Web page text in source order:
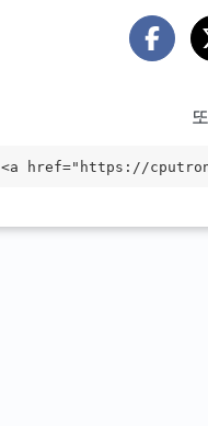
<a href="https://